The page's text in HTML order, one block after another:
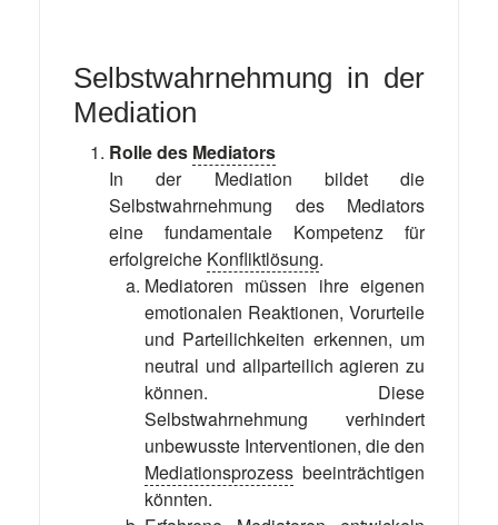
Selbstwahrnehmung in der
Mediation
Rolle des Mediators
In der Mediation bildet die
Selbstwahrnehmung des Mediators
eine fundamentale Kompetenz für
erfolgreiche Konfliktlösung.
Mediatoren müssen ihre eigenen
emotionalen Reaktionen, Vorurteile
und Parteilichkeiten erkennen, um
neutral und allparteilich agieren zu
können. Diese
Selbstwahrnehmung verhindert
unbewusste Interventionen, die den
Mediationsprozess beeinträchtigen
könnten.